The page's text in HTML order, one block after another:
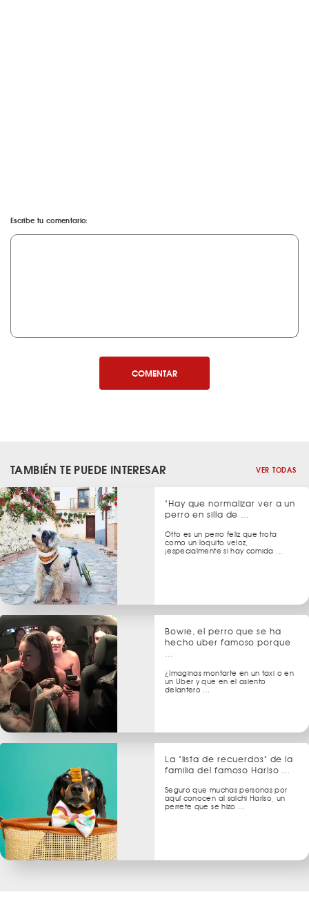
Escribe tu comentario:
COMENTAR
TAMBIÉN TE PUEDE INTERESAR VER TODAS
"Hay que normalizar ver a un
perro en silla de …
Otto es un perro feliz que trota
como un loquito veloz,
¡especialmente si hay comida …
Bowie, el perro que se ha
hecho uber famoso porque
…
¿Imaginas montarte en un taxi o en
un Uber y que en el asiento
delantero …
La "lista de recuerdos" de la
familia del famoso Harlso …
Seguro que muchas personas por
aquí conocen al salchi Harlso, un
perrete que se hizo …